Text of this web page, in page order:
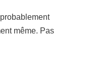
même. Pas